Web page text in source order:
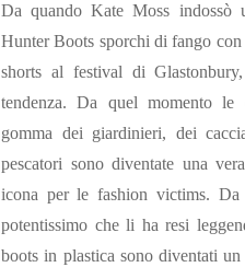
Da quando Kate Moss indossò
Hunter Boots sporchi di fango
shorts al festival di
tendenza. Da quel momento le
gomma dei giardinieri, dei
pescatori sono diventate una
icona per le fashion victims.
potentissimo che li ha resi
boots in plastica sono diventati un